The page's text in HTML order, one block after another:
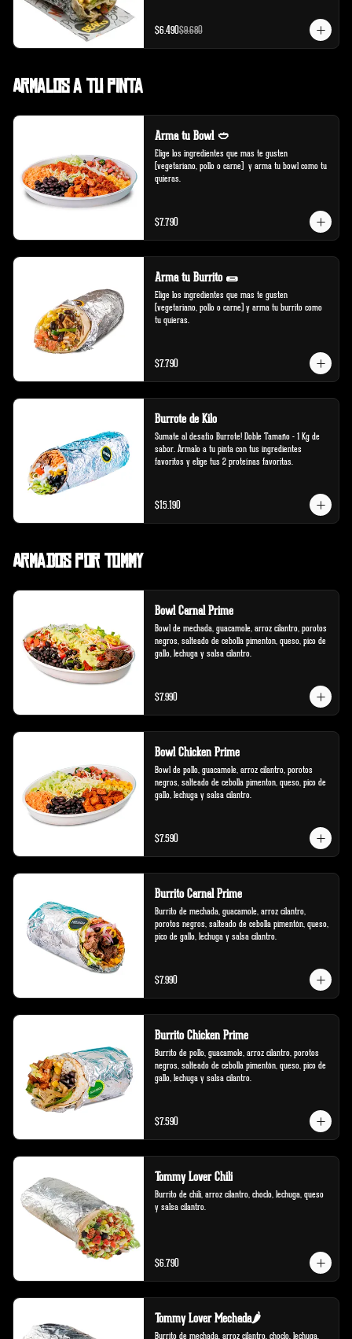
$6.490$9.680
Armalos a tu pinta
Arma tu Bowl 🥙
Elige los ingredientes que mas te gusten
(vegetariano, pollo o carne)  y arma tu bowl como tu
quieras.
$7.790
Arma tu Burrito 🌯
Elige los ingredientes que mas te gusten
(vegetariano, pollo o carne) y arma tu burrito como
tu quieras.
$7.790
Burrote de Kilo
Sumate al desafío Burrote! Doble Tamaño - 1 Kg de
sabor. Ármalo a tu pinta con tus ingredientes
favoritos y elige tus 2 proteínas favoritas.
$15.190
Armados por Tommy
Bowl Carnal Prime
Bowl de mechada, guacamole, arroz cilantro, porotos
negros, salteado de cebolla pimenton, queso, pico de
gallo, lechuga y salsa cilantro.
$7.990
Bowl Chicken Prime
Bowl de pollo, guacamole, arroz cilantro, porotos
negros, salteado de cebolla pimenton, queso, pico de
gallo, lechuga y salsa cilantro.
$7.590
Burrito Carnal Prime
Burrito de mechada, guacamole, arroz cilantro,
porotos negros, salteado de cebolla pimentón, queso,
pico de gallo, lechuga y salsa cilantro.
$7.990
Burrito Chicken Prime
Burrito de pollo, guacamole, arroz cilantro, porotos
negros, salteado de cebolla pimentón, queso, pico de
gallo, lechuga y salsa cilantro.
$7.590
Tommy Lover Chili
Burrito de chili, arroz cilantro, choclo, lechuga, queso
y salsa cilantro.
$6.790
Tommy Lover Mechada🌶️
Burrito de mechada, arroz cilantro, choclo, lechuga,